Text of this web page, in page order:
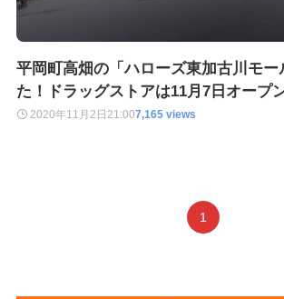
平岡町高畑の「ハローズ東加古川モー
た！ドラッグストアは11月7日オープ
2020年11月2日 21:007,165 views
1